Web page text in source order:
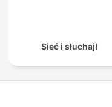
Sieć i słuchaj!